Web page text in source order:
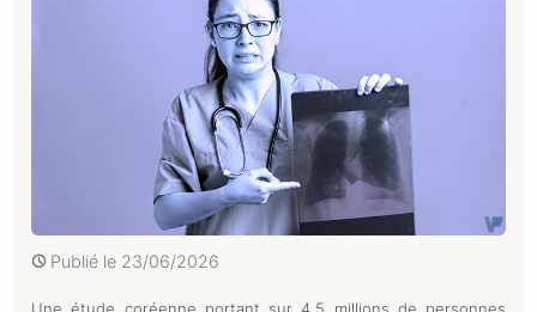
Publié le 23/06/2026
Une étude coréenne portant sur 4,5 millions de personnes